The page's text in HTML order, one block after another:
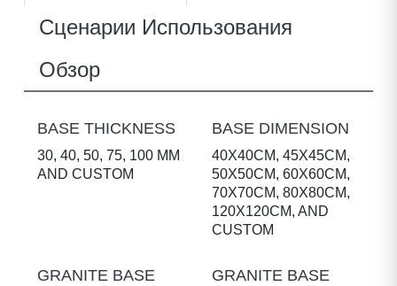
Сценарии Использования
Обзор
BASE THICKNESS
30, 40, 50, 75, 100 MM
AND CUSTOM
BASE DIMENSION
40X40CM, 45X45CM,
50X50CM, 60X60CM,
70X70CM, 80X80CM,
120X120CM, AND
CUSTOM
GRANITE BASE
GRANITE BASE